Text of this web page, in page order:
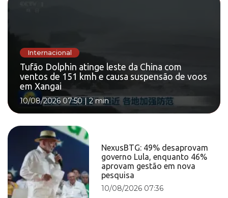
Internacional
Tufão Dolphin atinge leste da China com
ventos de 151 kmh e causa suspensão de voos
em Xangai
10/08/2026 07:50|2 min
NexusBTG: 49% desaprovam
governo Lula, enquanto 46%
aprovam gestão em nova
pesquisa
10/08/2026 07:36